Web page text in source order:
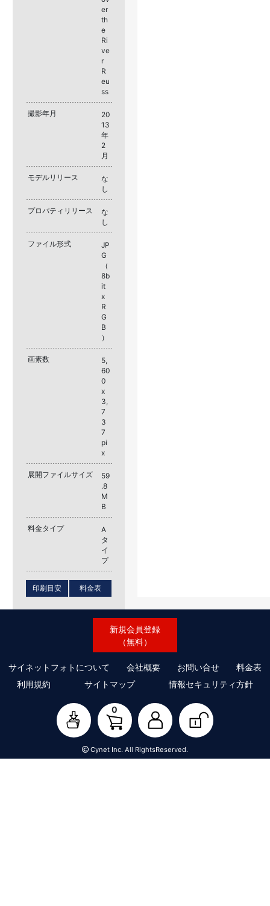
er
th
e
Ri
ve
r
R
eu
ss
撮影年月
20
13
年
2
月
モデルリリース
な
し
プロパティリリース
な
し
ファイル形式
JP
G
（
8b
it
x
R
G
B
）
画素数
5,
60
0
x
3,
7
3
7
pi
x
展開ファイルサイズ
59
.8
M
B
料金タイプ
A
タ
イ
プ
印刷目安 料金表
新規会員登録
（無料）
サイネットフォトについて 会社概要 お問い合せ
料金表
利用規約
サイトマップ 情報セキュリティ方針
0
Cynet Inc. All RightsReserved.